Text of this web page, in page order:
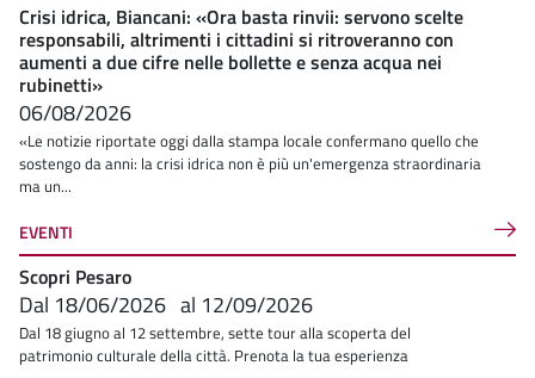
Crisi idrica, Biancani: «Ora basta rinvii: servono scelte
responsabili, altrimenti i cittadini si ritroveranno con
aumenti a due cifre nelle bollette e senza acqua nei
rubinetti»
06/08/2026
«Le notizie riportate oggi dalla stampa locale confermano quello che
sostengo da anni: la crisi idrica non è più un'emergenza straordinaria
ma un...
EVENTI
Scopri Pesaro
Dal 18/06/2026 al 12/09/2026
Dal 18 giugno al 12 settembre, sette tour alla scoperta del
patrimonio culturale della città. Prenota la tua esperienza